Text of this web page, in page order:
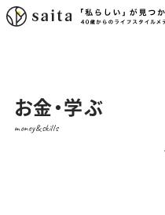
お金・学ぶ
money&skills